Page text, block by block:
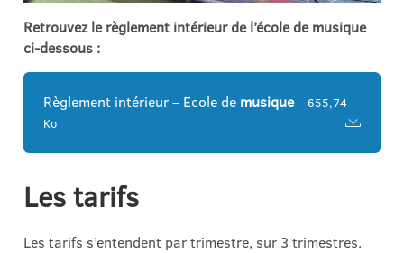
Retrouvez le règlement intérieur de l’école demusique
ci-dessous :
Règlement intérieur – Ecole de musique – 655,74
Ko
Les tarifs
Les tarifs s’entendent par trimestre, sur 3 trimestres.